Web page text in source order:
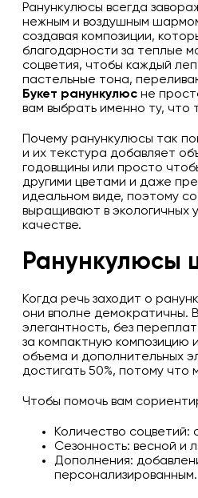
Ранункулюсы всегда
нежным и воздушным
создавая композиции,
благодарности за теплые
соцветия, чтобы каждый
пастельные тона,
Букет ранункулюс не
вам выбрать именно ту, что
Почему ранункулюсы так
и их текстура добавляет
годовщины или просто
другими цветами и даже
идеальном виде, поэтому
выращивают в экологичных
качестве.
Ранункулюсы
Когда речь заходит о
они вполне демократичны.
элегантность, без
за компактную композицию
объема и дополнительных
достигать 50%, потому
Чтобы помочь вам
Количество соцветий:
Сезонность: весной и
Дополнения:
персонализированным.